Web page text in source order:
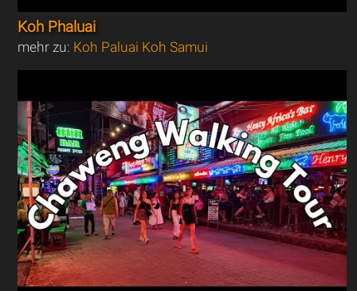
Koh Phaluai
mehr zu: Koh Paluai Koh Samui